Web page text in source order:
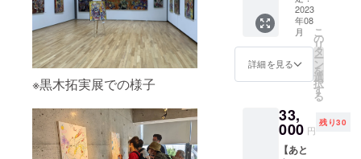
※黒木拓実展での様子
りさせ
ていた
だきま
す！色
紙作品
品とは
異なる
ため、
証明書
会場と
して優
先ご掲
載】 お
礼の
メッ
セージ
とあと
まっち
内での
会場の
2023
年08
月
詳細を見る
こ
の
リ
タ
ー
ン
を
選
択
す
る
33,
000 円
残り30
【あと